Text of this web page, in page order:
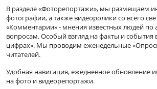
В разделе «Фоторепортажи», мы размещаем
фотографии, а также видеоролики со всего
«Комментарии» - мнения известных людей по
вопросам. Особый взгляд на факты и события
цифрах». Мы проводим еженедельные
читателей.
Удобная навигация, ежедневное обновление
на фото и видеорепортажи.